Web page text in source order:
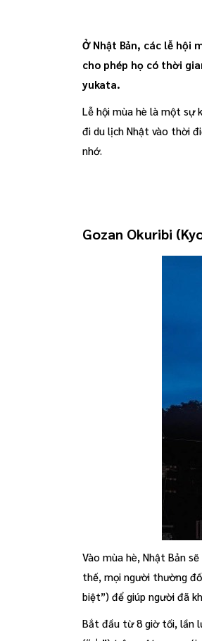
Ở Nhật Bản, các lễ hội
cho phép họ có thời
yukata.
Lễ hội mùa hè là một sự
đi du lịch Nhật vào thời
nhớ.
Gozan Okuribi (
Vào mùa hè, Nhật Bản
thế, mọi người thường
biệt”) để giúp người đã
Bắt đầu từ 8 giờ tối, lần